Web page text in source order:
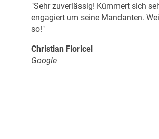
"Sehr zuverlässig! Kümmert sich
engagiert um seine Mandanten.
so!"
Christian Floricel
Google